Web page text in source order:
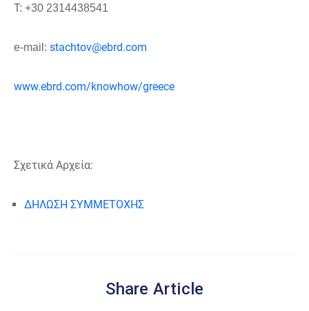
T: +30 2314438541
e-mail: stachtov@ebrd.com
www.ebrd.com/knowhow/greece
Σχετικά Αρχεία:
ΔΗΛΩΣΗ ΣΥΜΜΕΤΟΧΗΣ
Share Article